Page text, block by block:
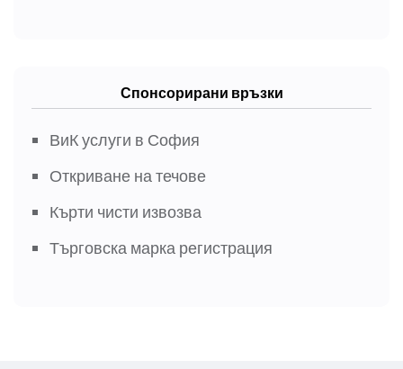
Спонсорирани връзки
ВиК услуги в София
Откриване на течове
Кърти чисти извозва
Търговска марка регистрация